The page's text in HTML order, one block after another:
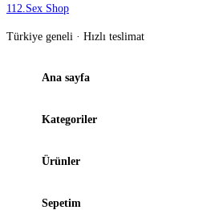
112.Sex Shop
Türkiye geneli · Hızlı teslimat
Ana sayfa
Kategoriler
Ürünler
Sepetim